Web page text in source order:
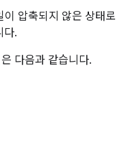
압축되지 않은 상태로
다.
다음과 같습니다.